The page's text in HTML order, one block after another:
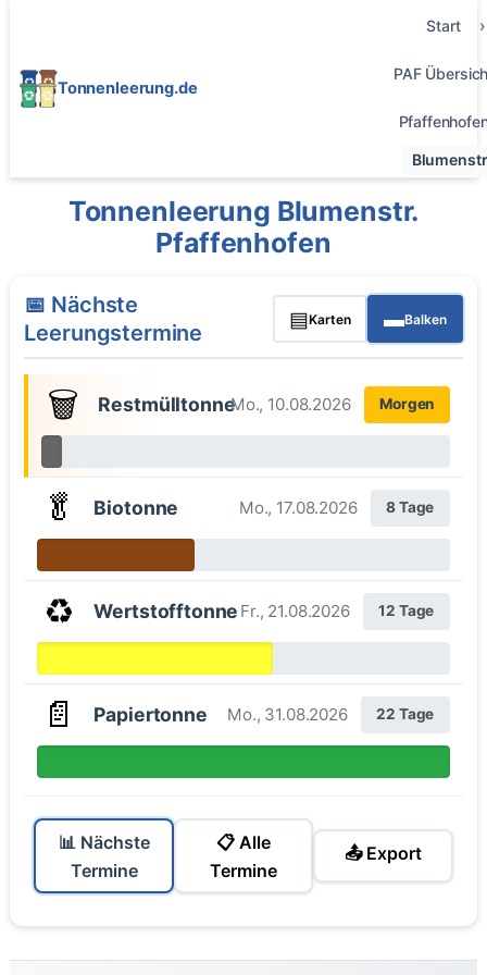
Tonnenleerung.de
Start
PAF
Tonnenleerung Blumenstr.
Pfaffenhofen
📅 Nächste
Leerungstermine
▤Karten ▬Balken
🗑️ RestmülltonneMo., 10.08.2026 Morgen
🥬 Biotonne Mo., 17.08.2026 8 Tage
♻️ Wertstofftonne Fr., 21.08.2026 12 Tage
📄 Papiertonne Mo., 31.08.2026 22 Tage
📊 Nächste
Termine
📋 Alle
Termine
📤 Export